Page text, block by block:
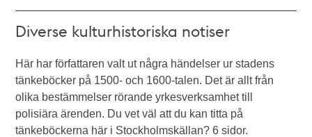
Diverse kulturhistoriska notiser
Här har författaren valt ut några händelser ur stadens
tänkeböcker på 1500- och 1600-talen. Det är allt från
olika bestämmelser rörande yrkesverksamhet till
polisiära ärenden. Du vet väl att du kan titta på
tänkeböckerna här i Stockholmskällan? 6 sidor.